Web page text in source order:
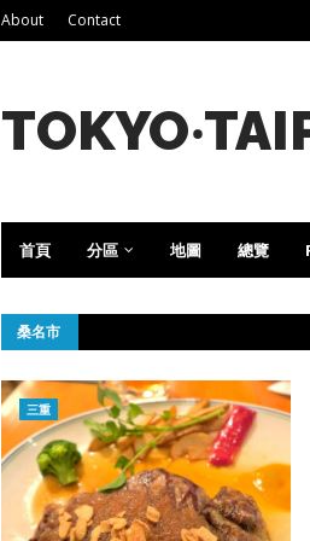
About Contact
首頁 分區 地圖 總覽
桑名市
三重